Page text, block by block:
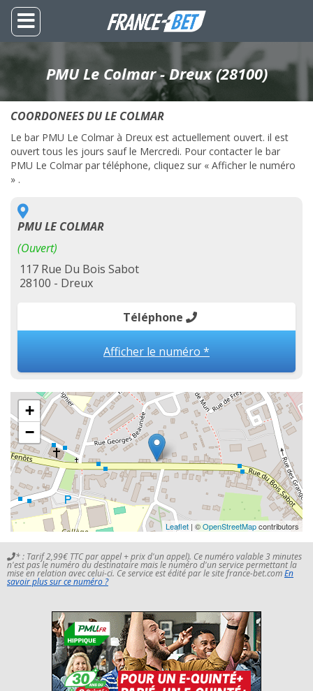
PMU Le Colmar - Dreux (28100)
COORDONEES DU LE COLMAR
Le bar PMU Le Colmar à Dreux est actuellement ouvert. il est
ouvert tous les jours sauf le Mercredi. Pour contacter le bar
PMU Le Colmar par téléphone, cliquez sur « Afficher le numéro
» .
PMU LE COLMAR
(Ouvert)
117 Rue Du Bois Sabot
28100 - Dreux
Téléphone
Afficher le numéro *
+
−
Leaflet | ©OpenStreetMapcontributors
* : Tarif 2,99€ TTC par appel + prix d'un appel). Ce numéro valable 3 minutes
n'est pas le numéro du destinataire mais le numéro d'un service permettant la
mise en relation avec celui-ci. Ce service est édité par le site france-bet.comEn
savoir plus sur ce numéro ?